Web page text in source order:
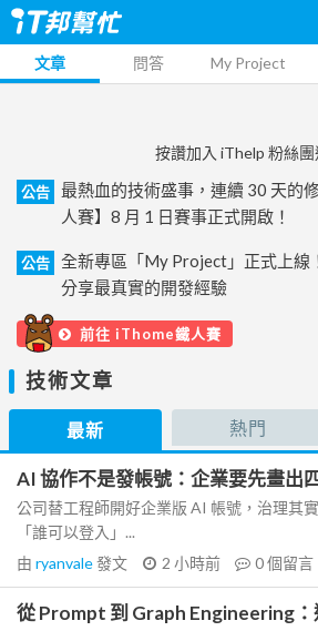
文章 問答 My Project
按讚加入 iThelp 粉絲團
公告
最熱血的技術盛事，連續 30 天的
人賽】8 月 1 日賽事正式開啟！
公告
全新專區「My Project」正式上線
分享最真實的開發經驗
前往 iThome鐵人賽
技術文章
最新 熱門
AI 協作不是發帳號：企業要先畫出
公司替工程師開好企業版 AI 帳號，治理其
「誰可以登入」...
由 ryanvale發文 2 小時前 0個留言
從 Prompt 到 Graph Engineering：